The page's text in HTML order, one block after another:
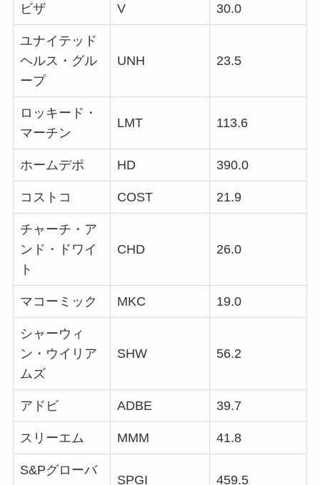
ビザ V 30.0
ユナイテッド
ヘルス・グル
ープ
UNH 23.5
ロッキード・
マーチン
LMT 113.6
ホームデポ HD 390.0
コストコ COST 21.9
チャーチ・ア
ンド・ドワイ
ト
CHD 26.0
マコーミック MKC 19.0
シャーウィ
ン・ウイリア
ムズ
SHW 56.2
アドビ ADBE 39.7
スリーエム MMM 41.8
S&Pグローバ
SPGI 459.5